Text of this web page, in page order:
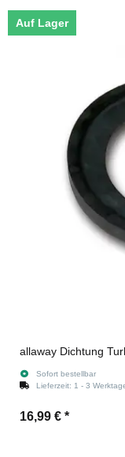
Auf Lager
allaway Dichtung
Sofort bestellbar
Lieferzeit: 1 - 3
16,99 € *